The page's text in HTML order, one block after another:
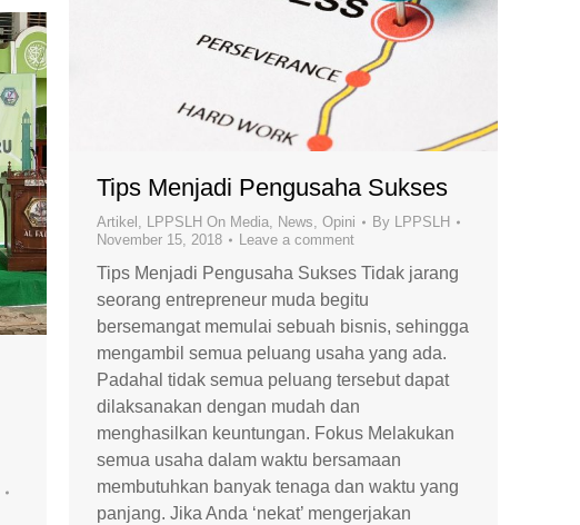
Tips Menjadi Pengusaha Sukses
Artikel , LPPSLH On Media, News, Opini By LPPSLH
November 15, 2018
Leave a comment
Tips Menjadi Pengusaha Sukses Tidak jarang
seorang entrepreneur muda begitu
bersemangat memulai sebuah bisnis, sehingga
mengambil semua peluang usaha yang ada.
Padahal tidak semua peluang tersebut dapat
dilaksanakan dengan mudah dan
menghasilkan keuntungan. Fokus Melakukan
semua usaha dalam waktu bersamaan
membutuhkan banyak tenaga dan waktu yang
panjang. Jika Anda ‘nekat’ mengerjakan